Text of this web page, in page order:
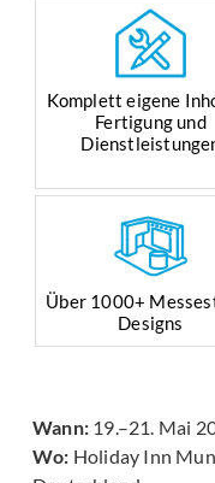
Komplett eigene
Fertigung und
Über 1000+
Designs
Wann: 19.–21. Mai
Wo: Holiday Inn